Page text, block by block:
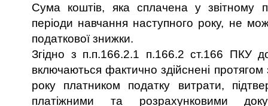
Сума коштів, яка сплачена у звітному
періоди навчання наступного року, не
податкової знижки.
Згідно з п.п.166.2.1 п.166.2 ст.166 ПКУ
включаються фактично здійснені протягом
року платником податку витрати,
платіжними та розрахунковими